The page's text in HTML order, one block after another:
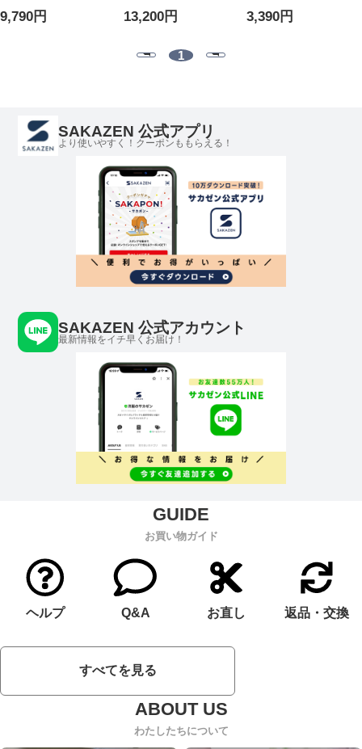
ーストレート 38-44イ
ンチ ダークグレー 千
9,790円
レート 36-44インチ
オリーブグリーン
ッチ EDWIN エドウイ
13,200円
ライク 無地 ストレー
ト ロングパンツ
3,390円
1
SAKAZEN 公式アプリ
より使いやすく！クーポンももらえる！
SAKAZEN 公式アカウント
最新情報をイチ早くお届け！
お買い物ガイド
ヘルプ Q&A お直し 返品・交換
すべてを見る
わたしたちについて